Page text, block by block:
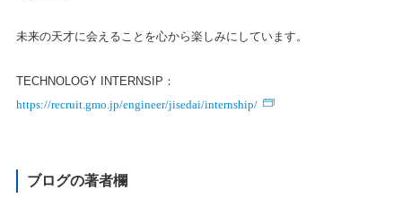
未来の天才に会えることを心から楽しみにしています。
TECHNOLOGY INTERNSIP：
https://recruit.gmo.jp/engineer/jisedai/internship/
ブログの著者欄